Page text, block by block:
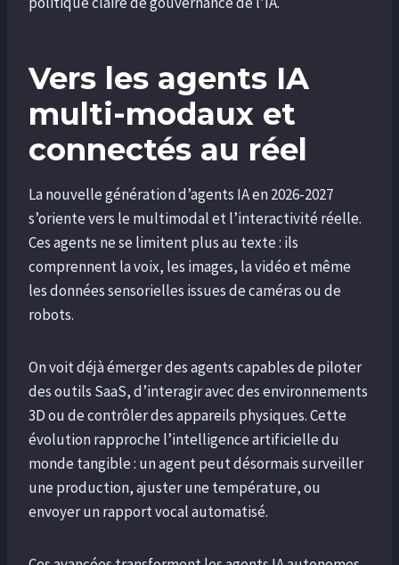
Vers les agents IA
multi-modaux et
connectés au réel
La nouvelle génération d’agents IA en 2026-2027
s’oriente vers le multimodal et l’interactivité réelle.
Ces agents ne se limitent plus au texte : ils
comprennent la voix, les images, la vidéo et même
les données sensorielles issues de caméras ou de
robots.
On voit déjà émerger des agents capables de piloter
des outils SaaS, d’interagir avec des environnements
3D ou de contrôler des appareils physiques. Cette
évolution rapproche l’intelligence artificielle du
monde tangible : un agent peut désormais surveiller
une production, ajuster une température, ou
envoyer un rapport vocal automatisé.